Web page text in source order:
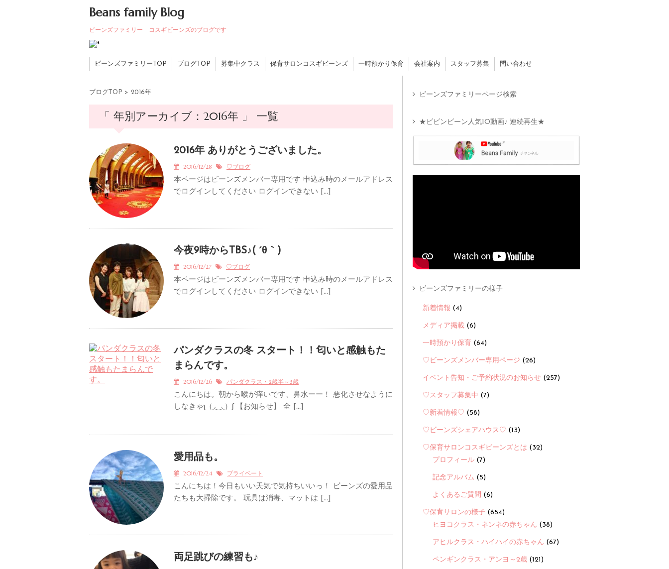
Beans family Blog
ビーンズファミリー コスギビーンズのブログです
ビーンズファミリーTOP ブログTOP 募集中クラス 保育サロンコスギビーンズ 一時預かり保育 会社案内 スタッフ募集 問い合わせ
ブログTOP > 2016年
「 年別アーカイブ：2016年 」 一覧
2016年 ありがとうございました。
2016/12/28 ♡ブログ
本ページはビーンズメンバー専用です 申込み時のメールアドレス
でログインしてください ログインできない […]
今夜9時からTBS♪( ´θ｀)
2016/12/27 ♡ブログ
本ページはビーンズメンバー専用です 申込み時のメールアドレス
でログインしてください ログインできない […]
パンダクラスの冬 スタート！！匂いと感触もた
まらんです。
2016/12/26 パンダクラス・2歳半～3歳
こんにちは。朝から喉が痒いです、鼻水ーー！ 悪化させなように
しなきゃʅ（◞‿◟）ʃ 【お知らせ】 全 […]
愛用品も。
2016/12/24 プライベート
こんにちは！今日もいい天気で気持ちいいっ！ ビーンズの愛用品
たちも大掃除です。 玩具は消毒、マットは […]
両足跳びの練習も♪
ビーンズファミリーページ検索
★ビビンビーン人気10動画♪ 連続再生★
ビーンズファミリーの様子
新着情報 (4)
メディア掲載 (6)
一時預かり保育 (64)
♡ビーンズメンバー専用ページ (26)
イベント告知・ご予約状況のお知らせ (257)
♡スタッフ募集中 (7)
♡新着情報♡ (58)
♡ビーンズシェアハウス♡ (13)
♡保育サロンコスギビーンズとは (32)
プロフィール (7)
記念アルバム (5)
よくあるご質問 (6)
♡保育サロンの様子 (654)
ヒヨコクラス・ネンネの赤ちゃん (38)
アヒルクラス・ハイハイの赤ちゃん (67)
ペンギンクラス・アンヨ～2歳 (121)